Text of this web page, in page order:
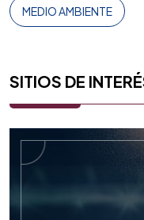
MEDIO AMBIENTE
SITIOS DE